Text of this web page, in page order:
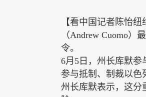
【看中国记者陈怡纽
（Andrew Cuomo）
令。
6月 5 日，州长库默参
参与抵制、制裁以色
州长库默表示，这分